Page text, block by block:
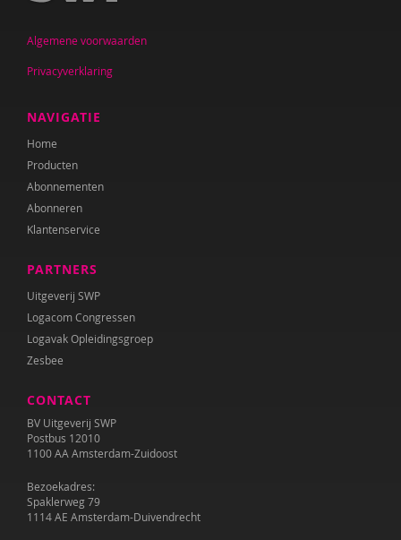
Algemene voorwaarden
Privacyverklaring
NAVIGATIE
Home
Producten
Abonnementen
Abonneren
Klantenservice
PARTNERS
Uitgeverij SWP
Logacom Congressen
Logavak Opleidingsgroep
Zesbee
CONTACT
BV Uitgeverij SWP
Postbus 12010
1100 AA Amsterdam-Zuidoost
Bezoekadres:
Spaklerweg 79
1114 AE Amsterdam-Duivendrecht